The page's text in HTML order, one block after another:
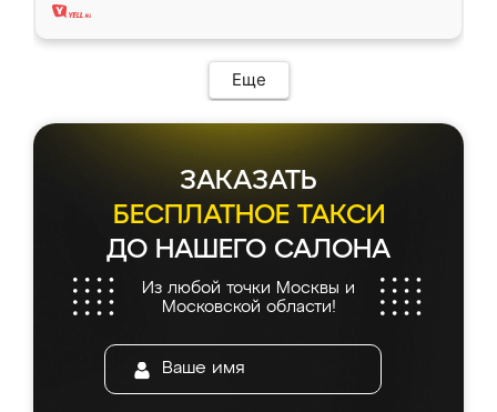
Еще
ЗАКАЗАТЬ
БЕСПЛАТНОЕ ТАКСИ
ДО НАШЕГО САЛОНА
Из любой точки Москвы и
Московской области!